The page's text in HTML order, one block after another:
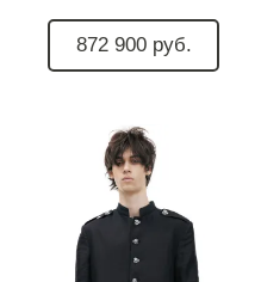
872 900 руб.